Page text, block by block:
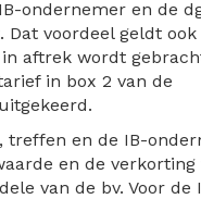
ondernemer en de
voordeel geldt ook
aftrek wordt
in box 2 van de
treffen en de IB-
en de verkorting
van de bv. Voor de